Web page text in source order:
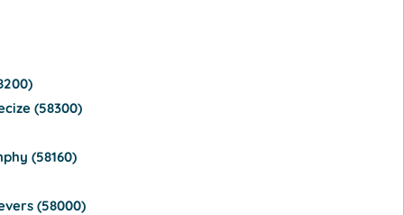
(58300)
(58160)
(58000)